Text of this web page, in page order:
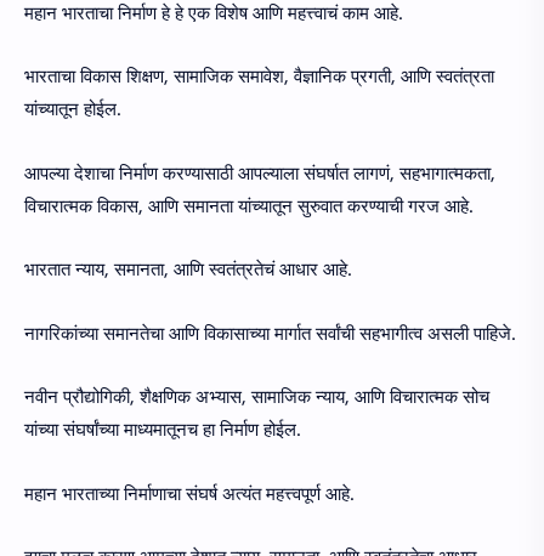
महान भारताचा निर्माण हे हे एक विशेष आणि महत्त्वाचं काम आहे.
भारताचा विकास शिक्षण, सामाजिक समावेश, वैज्ञानिक प्रगती, आणि स्वतंत्रता
यांच्यातून होईल.
आपल्या देशाचा निर्माण करण्यासाठी आपल्याला संघर्षात लागणं, सहभागात्मकता,
विचारात्मक विकास, आणि समानता यांच्यातून सुरुवात करण्याची गरज आहे.
भारतात न्याय, समानता, आणि स्वतंत्रतेचं आधार आहे.
नागरिकांच्या समानतेचा आणि विकासाच्या मार्गात सर्वांची सहभागीत्व असली पाहिजे.
नवीन प्रौद्योगिकी, शैक्षणिक अभ्यास, सामाजिक न्याय, आणि विचारात्मक सोच
यांच्या संघर्षांच्या माध्यमातूनच हा निर्माण होईल.
महान भारताच्या निर्माणाचा संघर्ष अत्यंत महत्त्वपूर्ण आहे.